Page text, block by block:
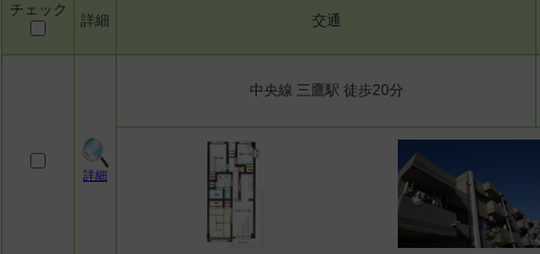
チェック
詳細 交通
詳細
中央線 三鷹駅 徒歩20分